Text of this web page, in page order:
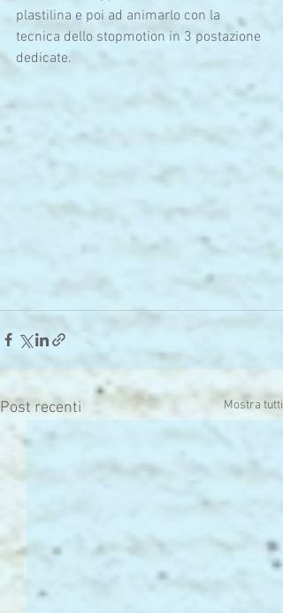
plastilina e poi ad animarlo con la
tecnica dello stopmotion in 3 postazione
dedicate.
Post recenti Mostra tutti